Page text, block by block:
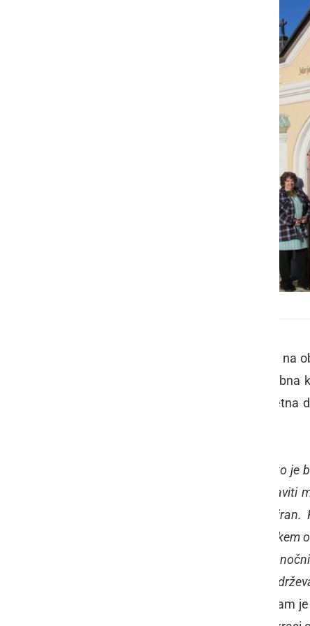
Podobno kot praktično v vsaki vasi, na
ob Ptujskem jezeru, stoji prav
vzorno skrbi sedanja lastnica, 73-letna
Kapelo, pravijo ji Kokotova kapela, to
ujetništva, leta 1919. leta, dal postaviti
Marijin kip, ki je bil večkrat
kovinskimi vrati. Vse naokoli so, v
se vsako leto odvija blagoslov
pa smo jih zaradi prometa ukinili.
.« nam